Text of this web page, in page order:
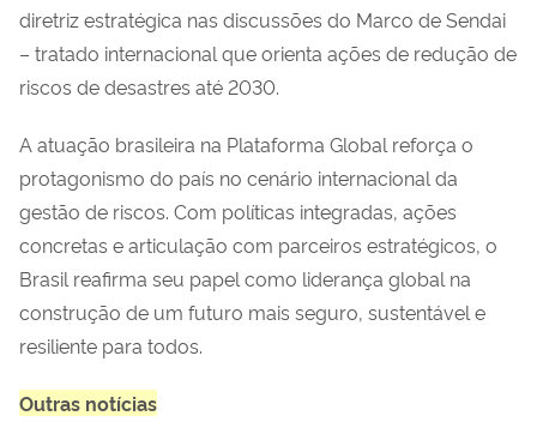
diretriz estratégica nas discussões do Marco de Sendai
– tratado internacional que orienta ações de redução de
riscos de desastres até 2030.
A atuação brasileira na Plataforma Global reforça o
protagonismo do país no cenário internacional da
gestão de riscos. Com políticas integradas, ações
concretas e articulação com parceiros estratégicos, o
Brasil reafirma seu papel como liderança global na
construção de um futuro mais seguro, sustentável e
resiliente para todos.
Outras notícias